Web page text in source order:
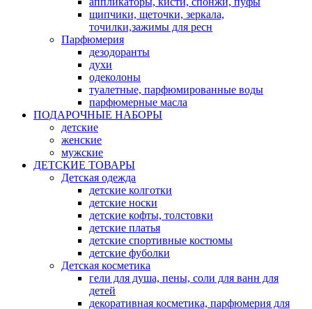
щипчики, щеточки, зеркала,
точилки,зажимы для ресн
Парфюмерия
дезодоранты
духи
одеколоны
туалетные, парфюмированные воды
парфюмерные масла
ПОДАРОЧНЫЕ НАБОРЫ
детские
женские
мужские
ДЕТСКИЕ ТОВАРЫ
Детская одежда
детские колготки
детские носки
детские кофты, толстовки
детские платья
детские спортивные костюмы
детские фуболки
Детская косметика
гели для душа, пены, соли для ванн для
детей
декоративная косметика, парфюмерия для